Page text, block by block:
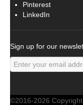
Pinterest
LinkedIn
Sign up for our
©2016-2026 Copyright